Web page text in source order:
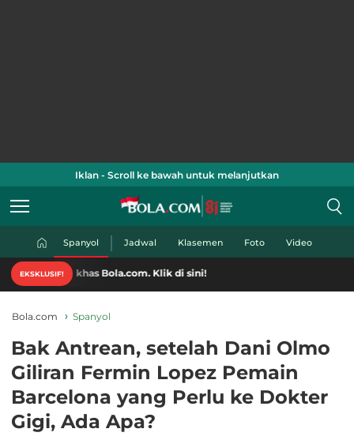
Iklan - Scroll ke bawah untuk melanjutkan
Spanyol Jadwal Klasemen Foto Video
EKSKLUSIF!
khas Bola.com. Klik di sini!
Bola.com Spanyol
Bak Antrean, setelah Dani Olmo
Giliran Fermin Lopez Pemain
Barcelona yang Perlu ke Dokter
Gigi, Ada Apa?